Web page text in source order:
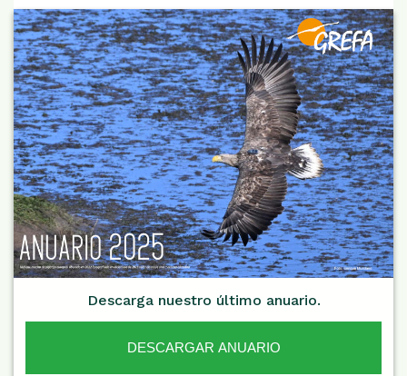
Descarga nuestro último anuario.
DESCARGAR ANUARIO